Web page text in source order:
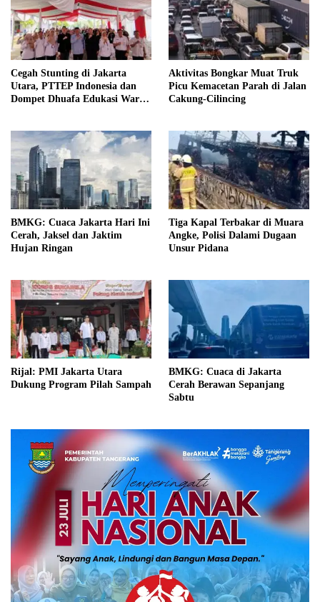
Cegah Stunting di Jakarta
Utara, PTTEP Indonesia dan
Dompet Dhuafa Edukasi Warga
Aktivitas Bongkar Muat Truk
Picu Kemacetan Parah di Jalan
Cakung-Cilincing
BMKG: Cuaca Jakarta Hari Ini
Cerah, Jaksel dan Jaktim
Hujan Ringan
Tiga Kapal Terbakar di Muara
Angke, Polisi Dalami Dugaan
Unsur Pidana
Rijal: PMI Jakarta Utara
Dukung Program Pilah Sampah
BMKG: Cuaca di Jakarta
Cerah Berawan Sepanjang
Sabtu